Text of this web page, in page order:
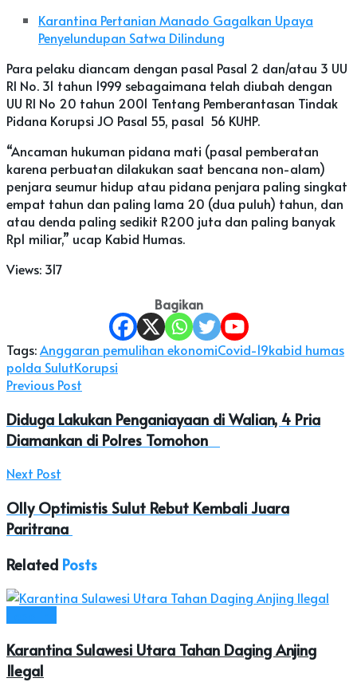
Karantina Pertanian Manado Gagalkan Upaya
Penyelundupan Satwa Dilindung
Para pelaku diancam dengan pasal Pasal 2 dan/atau 3 UU
RI No. 31 tahun 1999 sebagaimana telah diubah dengan
UU RI No 20 tahun 2001 Tentang Pemberantasan Tindak
Pidana Korupsi JO Pasal 55, pasal 56 KUHP.
“Ancaman hukuman pidana mati (pasal pemberatan
karena perbuatan dilakukan saat bencana non-alam)
penjara seumur hidup atau pidana penjara paling singkat
empat tahun dan paling lama 20 (dua puluh) tahun, dan
atau denda paling sedikit R200 juta dan paling banyak
Rp1 miliar,” ucap Kabid Humas.
Views: 317
Bagikan
Tags:Anggaran pemulihan ekonomiCovid-19kabid humas
polda SulutKorupsi
Previous Post
Diduga Lakukan Penganiayaan di Walian, 4 Pria
Diamankan di Polres Tomohon
Next Post
Olly Optimistis Sulut Rebut Kembali Juara
Paritrana
Related Posts
Karantina Sulawesi Utara Tahan Daging Anjing
Ilegal